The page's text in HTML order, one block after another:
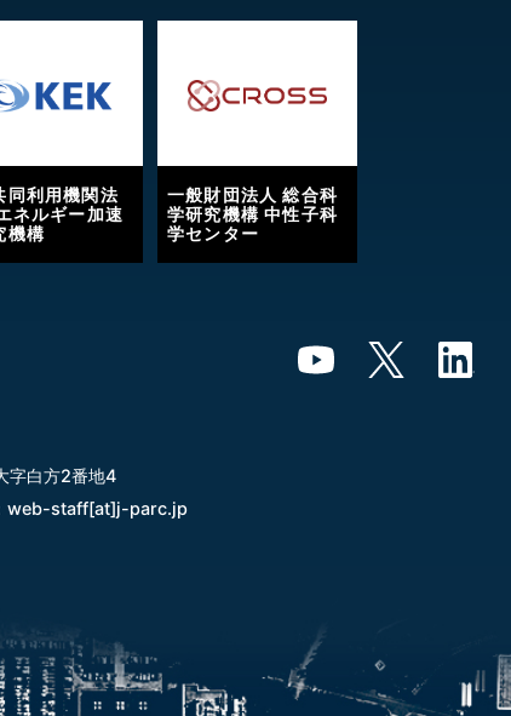
同利用機関法
ネルギー加速
機構
一般財団法人 総合科
学研究機構 中性子科
学センター
字白方2番地4
web-staff[at]j-parc.jp